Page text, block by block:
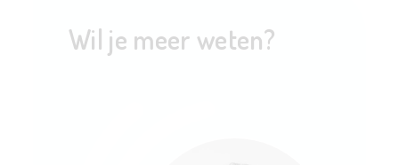
Wil je meer weten?